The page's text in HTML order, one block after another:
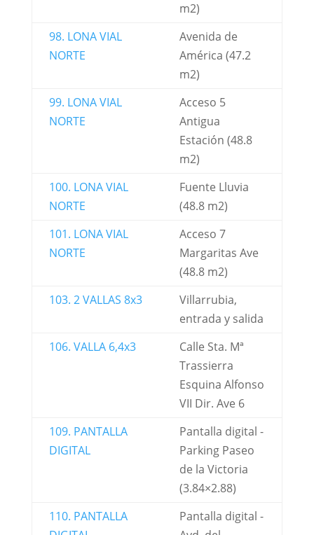
m2)
98. LONA VIAL
NORTE
Avenida de
América (47.2
m2)
99. LONA VIAL
NORTE
Acceso 5
Antigua
Estación (48.8
m2)
100. LONA VIAL
NORTE
Fuente Lluvia
(48.8 m2)
101. LONA VIAL
NORTE
Acceso 7
Margaritas Ave
(48.8 m2)
103. 2 VALLAS 8x3
Villarrubia,
entrada y salida
106. VALLA 6,4x3
Calle Sta. Mª
Trassierra
Esquina Alfonso
VII Dir. Ave 6
109. PANTALLA
DIGITAL
Pantalla digital -
Parking Paseo
de la Victoria
(3.84×2.88)
110. PANTALLA
Pantalla digital -